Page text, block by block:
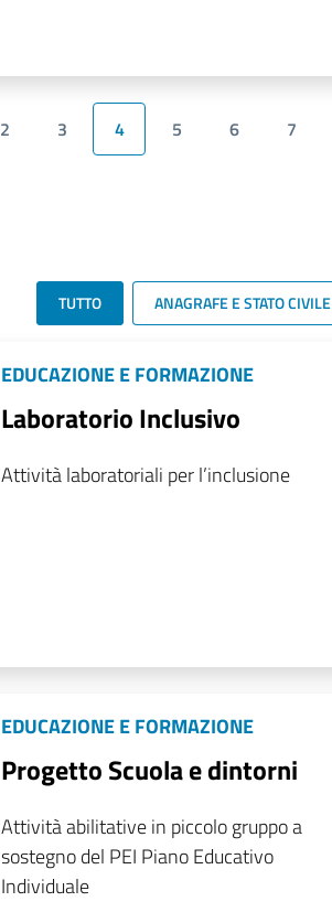
2 3 4 5 6 7
TUTTO ANAGRAFE E STATO CIVILE
EDUCAZIONE E FORMAZIONE
Laboratorio Inclusivo
Attività laboratoriali per l’inclusione
EDUCAZIONE E FORMAZIONE
Progetto Scuola e dintorni
Attività abilitative in piccolo gruppo a
sostegno del PEI Piano Educativo
Individuale